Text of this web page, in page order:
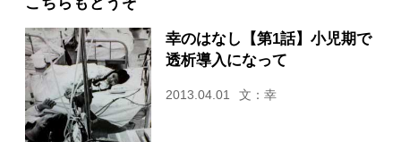
幸のはなし【第1話】小児期で
透析導入になって
2013.04.01 文：幸